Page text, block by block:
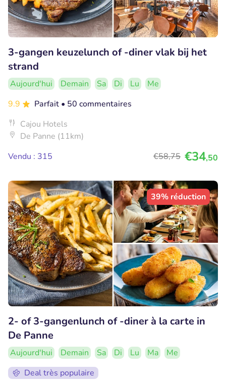
3-gangen keuzelunch of -diner vlak bij het
strand
Aujourd'hui Demain Sa Di Lu
Me
9.9
Parfait • 50 commentaires
Cajou Hotels
De Panne (11km)
Vendu : 315
€58,75 €34,50
39% réduction
2- of 3-gangenlunch of -diner à la carte in
De Panne
Aujourd'hui Demain Sa Di Lu Ma
Me
Deal très populaire